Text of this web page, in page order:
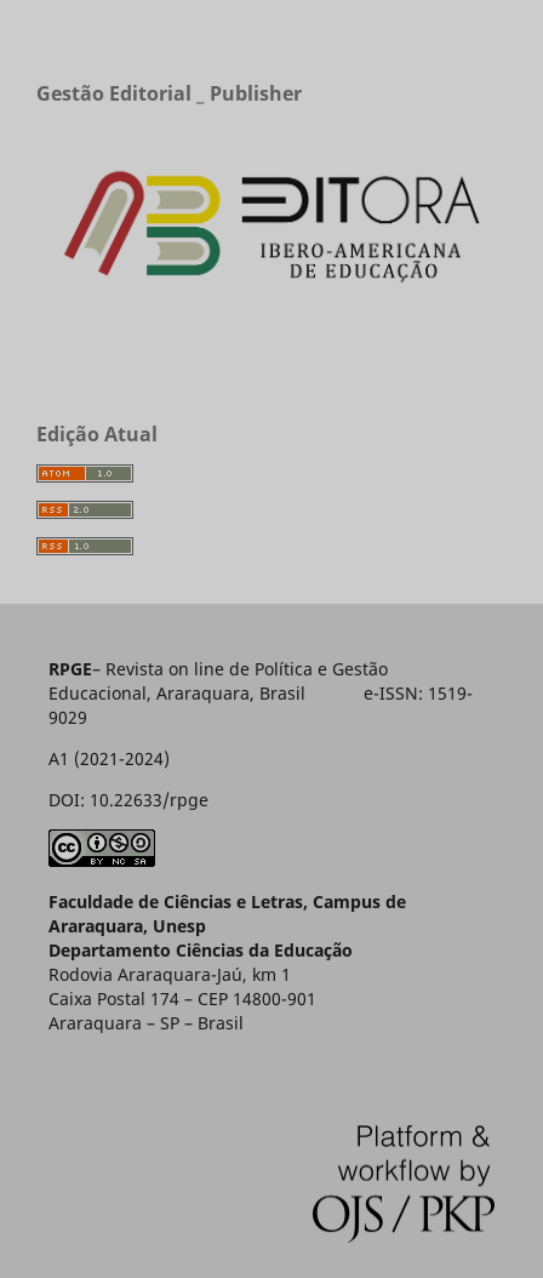
Gestão Editorial _ Publisher
Edição Atual
RPGE– Revista on line de Política e Gestão
Educacional, Araraquara, Brasil e-ISSN: 1519-
9029
A1 (2021-2024)
DOI: 10.22633/rpge
Faculdade de Ciências e Letras, Campus de
Araraquara, Unesp
Departamento Ciências da Educação
Rodovia Araraquara-Jaú, km 1
Caixa Postal 174 – CEP 14800-901
Araraquara – SP – Brasil